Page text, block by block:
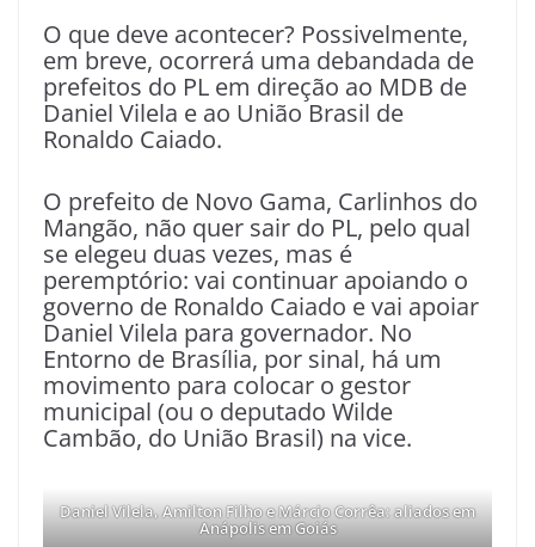
O que deve acontecer? Possivelmente,
em breve, ocorrerá uma debandada de
prefeitos do PL em direção ao MDB de
Daniel Vilela e ao União Brasil de
Ronaldo Caiado.
O prefeito de Novo Gama, Carlinhos do
Mangão, não quer sair do PL, pelo qual
se elegeu duas vezes, mas é
peremptório: vai continuar apoiando o
governo de Ronaldo Caiado e vai apoiar
Daniel Vilela para governador. No
Entorno de Brasília, por sinal, há um
movimento para colocar o gestor
municipal (ou o deputado Wilde
Cambão, do União Brasil) na vice.
Daniel Vilela, Amilton Filho e Márcio Corrêa: aliados em
Anápolis em Goiás